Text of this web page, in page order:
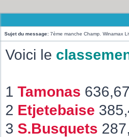
Sujet du message: 7ème manche Champ. Winamax
Voici le
1 Tamonas
2 Etjetebaise
3 S.Busquets